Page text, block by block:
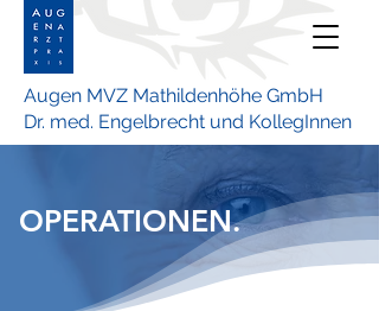
Augen MVZ Mathildenhöhe GmbH
Dr. med. Engelbrecht und KollegInnen
OPERATIONEN.